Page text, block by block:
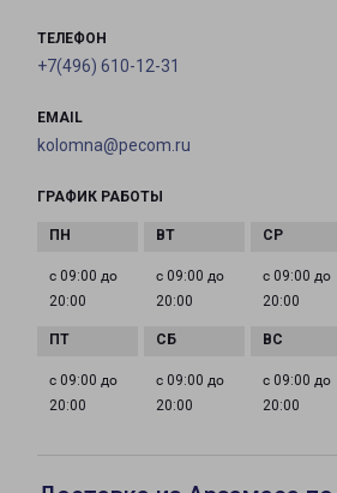
ТЕЛЕФОН
+7(496) 610-12-31
EMAIL
kolomna@pecom.ru
ГРАФИК РАБОТЫ
с 09:00 до
20:00
с 09:00 до
20:00
с 09:00 до
20:00
с 09:00 до
20:00
с 09:00 до
20:00
с 09:00 до
20:00